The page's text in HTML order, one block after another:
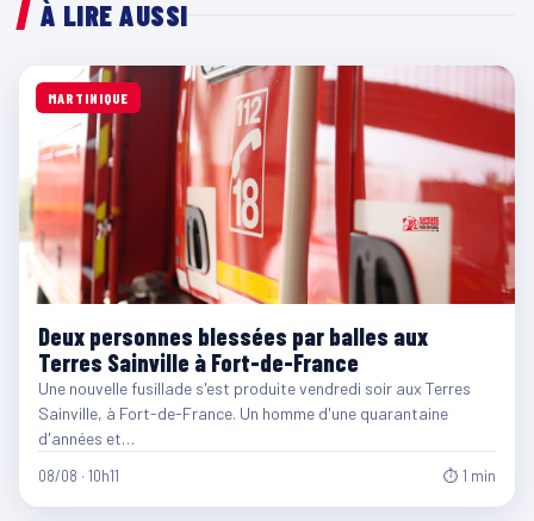
À LIRE AUSSI
MARTINIQUE
Deux personnes blessées par balles aux
Terres Sainville à Fort-de-France
Une nouvelle fusillade s'est produite vendredi soir aux Terres
Sainville, à Fort-de-France. Un homme d'une quarantaine
d'années et…
08/08 · 10h11 ⏱ 1 min